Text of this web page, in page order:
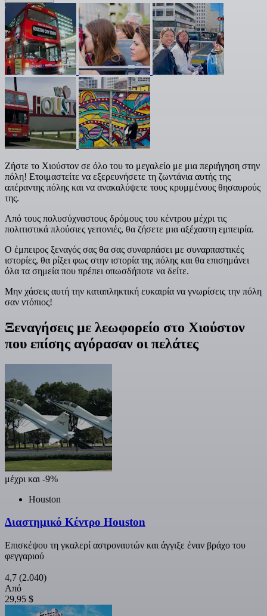
Ζήστε το Χιούστον σε όλο του το μεγαλείο με μια περιήγηση στην
πόλη! Ετοιμαστείτε να εξερευνήσετε τη ζωντάνια αυτής της
απέραντης πόλης και να ανακαλύψετε τους κρυμμένους θησαυρούς
της.
Από τους πολυσύχναστους δρόμους του κέντρου μέχρι τις
πολιτιστικά πλούσιες γειτονιές, θα ζήσετε μια αξέχαστη εμπειρία.
Ο έμπειρος ξεναγός σας θα σας συναρπάσει με συναρπαστικές
ιστορίες, θα ρίξει φως στην ιστορία της πόλης και θα επισημάνει
όλα τα σημεία που πρέπει οπωσδήποτε να δείτε.
Μην χάσεις αυτή την καταπληκτική ευκαιρία να γνωρίσεις την πόλη
σαν ντόπιος!
Ξεναγήσεις με λεωφορείο στο Χιούστον
που επίσης αγόρασαν οι πελάτες
μέχρι και -9%
Houston
Διαστημικό Κέντρο Houston
Επισκέψου τη γκαλερί αστροναυτών και άγγιξε έναν βράχο του
φεγγαριού
4,7 (2.040)
Από
29,95 $